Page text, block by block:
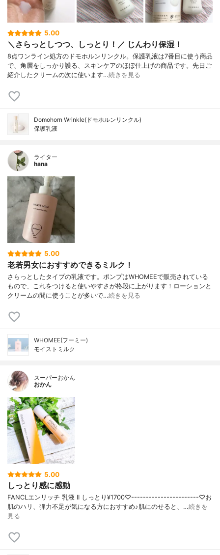
5.00
＼さらっとしつつ、しっとり！／ じんわり保湿！
8点ワンライン処方のドモホルンリンクル。保護乳液は7番目に使う商品
で、角層をしっかり護る、スキンケアのほぼ仕上げの商品です。先日ご
紹介したクリームの次に使います…続きを見る
Domohorn Wrinkle(ドモホルンリンクル)
保護乳液
ライター
hana
5.00
老若男女におすすめできるミルク！
さらっとしたタイプの乳液です。ポンプはWHOMEEで販売されている
もので、これをつけると使いやすさが格段に上がります！ローションと
クリームの間に使うことが多いで…続きを見る
WHOMEE(フーミー)
モイストミルク
スーパーおかん
おかん
5.00
しっとり感に感動
FANCLエンリッチ 乳液 II しっとり¥1700♡-----------------------♡お
肌のハリ、弾力不足が気になる方におすすめ♪肌にのせると、…続きを
見る